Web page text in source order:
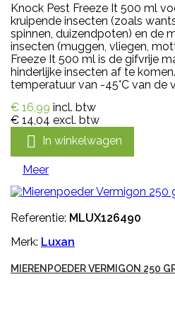
Knock Pest Freeze It 500 ml
kruipende insecten (zoals
spinnen, duizendpoten) en de
insecten (muggen, vliegen,
Freeze It 500 ml is de gifvrije
hinderlijke insecten af te
temperatuur van -45°C van de
€ 16,99 incl. btw
€ 14,04 excl. btw
 In winkelwagen
Meer
Referentie: MLUX126490
Merk: Luxan
MIERENPOEDER VERMIGON 250